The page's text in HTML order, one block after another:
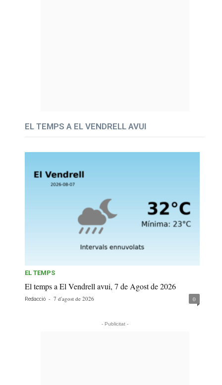
EL TEMPS A EL VENDRELL AVUI
EL TEMPS
El temps a El Vendrell avui, 7 de Agost de 2026
Redacció - 7 d'agost de 2026 0
- Publicitat -